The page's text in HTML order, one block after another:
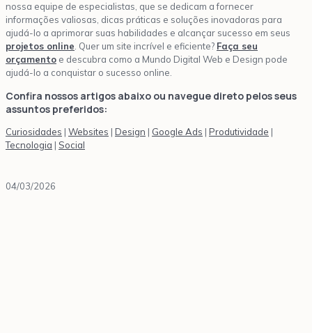
nossa equipe de especialistas, que se dedicam a fornecer
informações valiosas, dicas práticas e soluções inovadoras para
ajudá-lo a aprimorar suas habilidades e alcançar sucesso em seus
projetos online. Quer um site incrível e eficiente? Faça seu
orçamento e descubra como a Mundo Digital Web e Design pode
ajudá-lo a conquistar o sucesso online.
Confira nossos artigos abaixo ou navegue direto pelos seus
assuntos preferidos:
Curiosidades | Websites | Design | Google Ads | Produtividade |
Tecnologia | Social
04/03/2026